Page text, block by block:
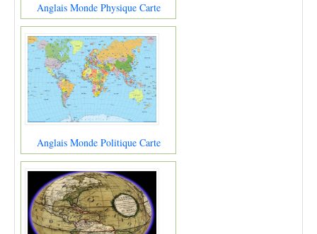
Anglais Monde Physique Carte
Anglais Monde Politique Carte